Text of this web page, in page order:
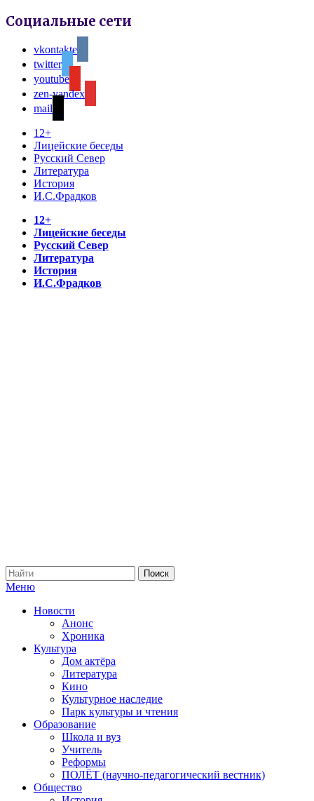
Социальные сети
vkontakte
twitter
youtube
zen-yandex
mail
12+
Лицейские беседы
Русский Север
Литература
История
И.С.Фрадков
12+
Лицейские беседы
Русский Север
Литература
История
И.С.Фрадков
Меню
Новости
Анонс
Хроника
Культура
Дом актёра
Литература
Кино
Культурное наследие
Парк культуры и чтения
Образование
Школа и вуз
Учитель
Реформы
ПОЛЁТ (научно-педагогический вестник)
Общество